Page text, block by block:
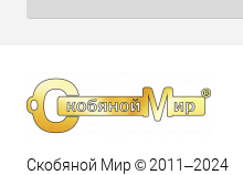
Скобяной Мир © 2011–2024